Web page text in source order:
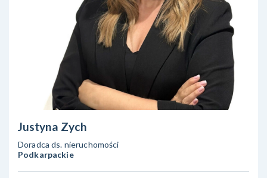
Justyna Zych
Doradca ds. nieruchomości
Podkarpackie